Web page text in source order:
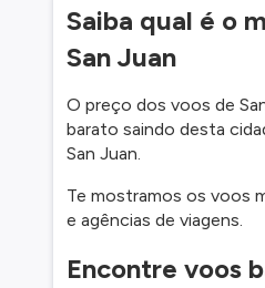
Saiba qual é o
San Juan
O preço dos voos de
barato saindo desta
San Juan.
Te mostramos os voos
e agências de viagens.
Encontre voos